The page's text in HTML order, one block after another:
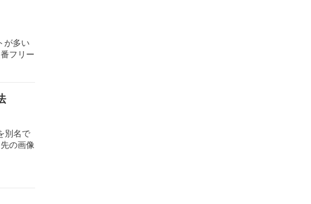
が多い
フリー
別名で
の画像